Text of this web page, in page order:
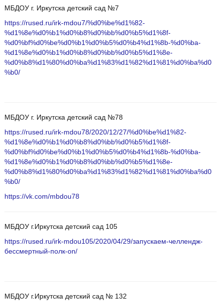
МБДОУ г. Иркутска детский сад №7
https://rused.ru/irk-mdou7/%d0%be%d1%82-
%d1%8e%d0%b1%d0%b8%d0%bb%d0%b5%d1%8f-
%d0%bf%d0%be%d0%b1%d0%b5%d0%b4%d1%8b-%d0%ba-
%d1%8e%d0%b1%d0%b8%d0%bb%d0%b5%d1%8e-
%d0%b8%d1%80%d0%ba%d1%83%d1%82%d1%81%d0%ba%d0
%b0/
МБДОУ г. Иркутска детский сад №78
https://rused.ru/irk-mdou78/2020/12/27/%d0%be%d1%82-
%d1%8e%d0%b1%d0%b8%d0%bb%d0%b5%d1%8f-
%d0%bf%d0%be%d0%b1%d0%b5%d0%b4%d1%8b-%d0%ba-
%d1%8e%d0%b1%d0%b8%d0%bb%d0%b5%d1%8e-
%d0%b8%d1%80%d0%ba%d1%83%d1%82%d1%81%d0%ba%d0
%b0/
https://vk.com/mbdou78
МБДОУ г.Иркутска детский сад 105
https://rused.ru/irk-mdou105/2020/04/29/запускаем-челлендж-
бессмертный-полк-on/
МБДОУ г.Иркутска детский сад № 132